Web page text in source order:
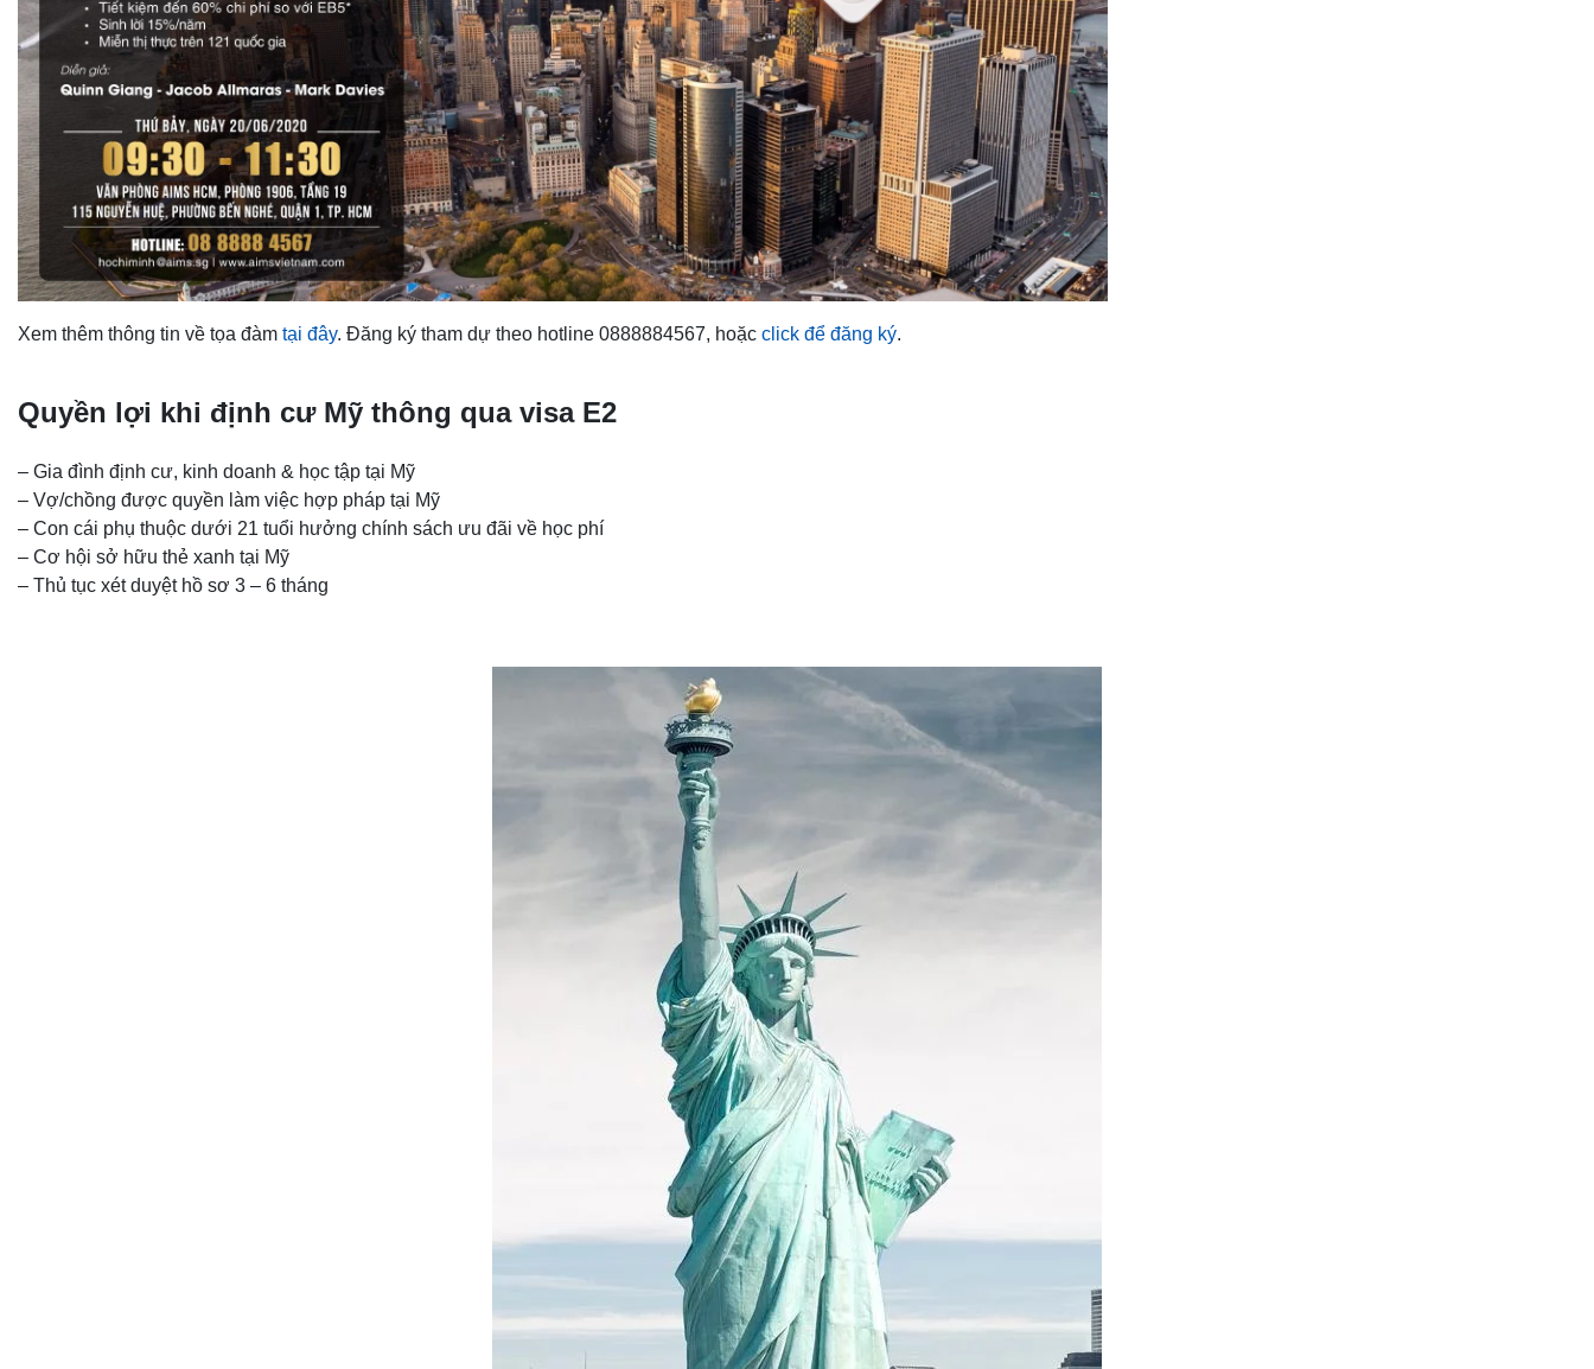
Xem thêm thông tin về tọa đàm tại đây. Đăng ký tham dự theo hotline 0888884567, hoặc click để đăng ký.
Quyền lợi khi định cư Mỹ thông qua visa E2
– Gia đình định cư, kinh doanh & học tập tại Mỹ
– Vợ/chồng được quyền làm việc hợp pháp tại Mỹ
– Con cái phụ thuộc dưới 21 tuổi hưởng chính sách ưu đãi về học phí
– Cơ hội sở hữu thẻ xanh tại Mỹ
– Thủ tục xét duyệt hồ sơ 3 – 6 tháng